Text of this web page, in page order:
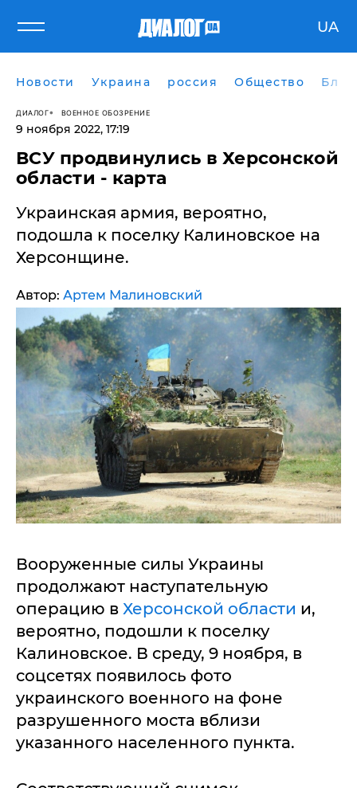
UA
Новости Украина россия Общество
ДИАЛОГ ВОЕННОЕ ОБОЗРЕНИЕ
9 ноября 2022, 17:19
ВСУ продвинулись в Херсонской
области - карта
Украинская армия, вероятно,
подошла к поселку Калиновское на
Херсонщине.
Автор: Артем Малиновский
Вооруженные силы Украины
продолжают наступательную
операцию в Херсонской области и,
вероятно, подошли к поселку
Калиновское. В среду, 9 ноября, в
соцсетях появилось фото
украинского военного на фоне
разрушенного моста вблизи
указанного населенного пункта.